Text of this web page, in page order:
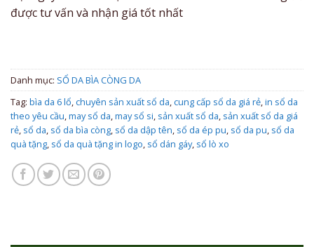
được tư vấn và nhận giá tốt nhất
Danh mục: SỔ DA BÌA CÒNG DA
Tag: bìa da 6 lổ,chuyên sản xuất sổ da,cung cấp sổ da giá rẻ,in sổ da
theo yêu cầu,may sổ da,may sổ si, sản xuất sổ da, sản xuất sổ da giá
rẻ, sổ da, sổ da bìa còng, sổ da dập tên, sổ da ép pu, sổ da pu, sổ da
quà tặng, sổ da quà tặng in logo, sổ dán gáy, sổ lò xo